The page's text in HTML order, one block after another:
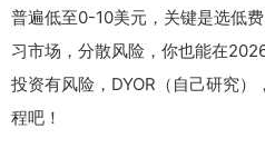
普遍低至0-10美元，关键是选低
习市场，分散风险，你也能在
投资有风险，DYOR（自己研究
程吧！